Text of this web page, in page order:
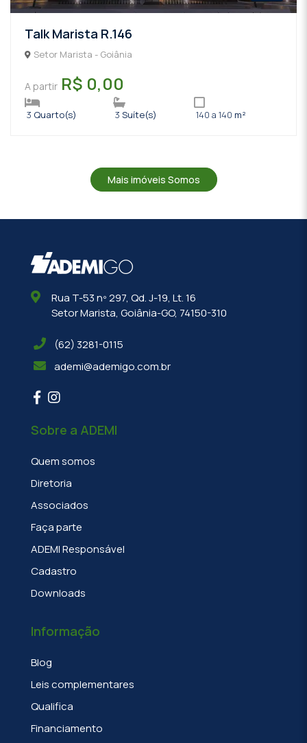
Talk Marista R.146
Setor Marista - Goiânia
A partir R$ 0,00
3 Quarto(s) 3 Suíte(s) 140 a 140 m²
Mais imóveis Somos
Rua T-53 nº 297, Qd. J-19, Lt. 16
Setor Marista, Goiânia-GO, 74150-310
(62) 3281-0115
ademi@ademigo.com.br
Sobre a ADEMI
Quem somos
Diretoria
Associados
Faça parte
ADEMI Responsável
Cadastro
Downloads
Informação
Blog
Leis complementares
Qualifica
Financiamento